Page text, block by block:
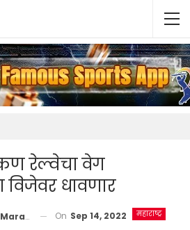
रेल्वेचा वेग
विजेवर धावणार
महाराष्ट्र
On Sep 14, 2022